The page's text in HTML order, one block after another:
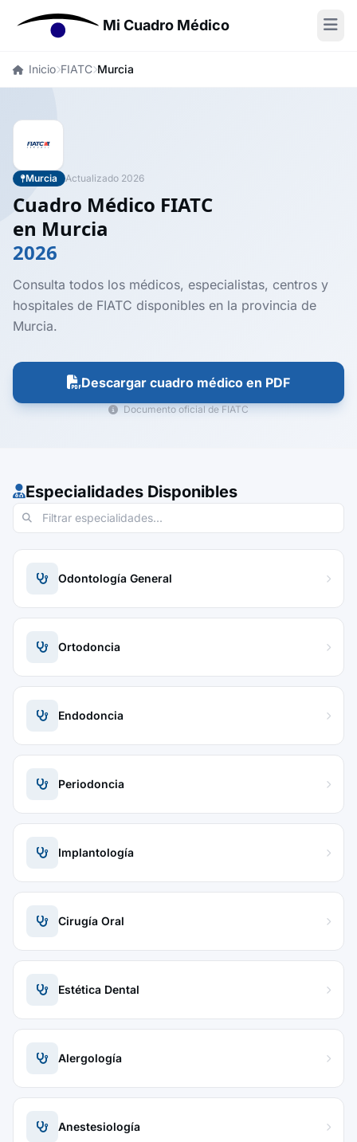
Mi Cuadro Médico
Inicio FIATC Murcia
Murcia Actualizado 2026
Cuadro Médico FIATC
en Murcia
2026
Consulta todos los médicos, especialistas, centros y
hospitales de FIATC disponibles en la provincia de
Murcia.
Descargar cuadro médico en PDF
Documento oficial de FIATC
Especialidades Disponibles
Odontología General
Ortodoncia
Endodoncia
Periodoncia
Implantología
Cirugía Oral
Estética Dental
Alergología
Anestesiología